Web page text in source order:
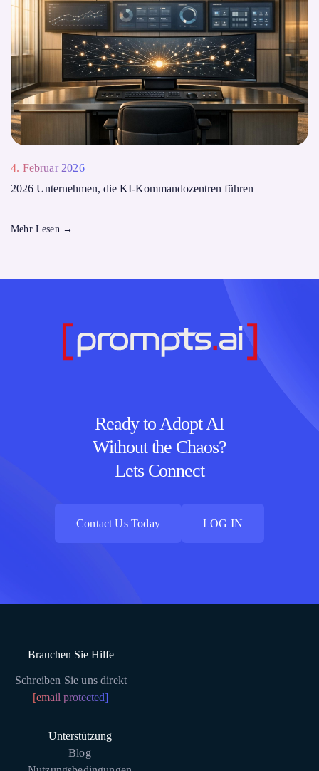
4. Februar 2026
2026 Unternehmen, die KI-Kommandozentren führen
Mehr Lesen →
Ready to Adopt AI
Without the Chaos?
Lets Connect
Contact Us Today
LOG IN
Brauchen Sie Hilfe
Schreiben Sie uns direkt
[email protected]
Unterstützung
Blog